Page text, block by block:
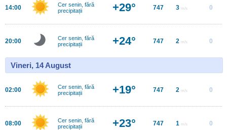
14:00
Cer senin, fără
precipitații
+29° 747 3 m/s 0
20:00
Cer senin, fără
precipitații
+24° 747 2 m/s 0
Vineri, 14 August
02:00
Cer senin, fără
precipitații
+19° 747 2 m/s 0
08:00
Cer senin, fără
precipitații
+23° 747 1 m/s 0